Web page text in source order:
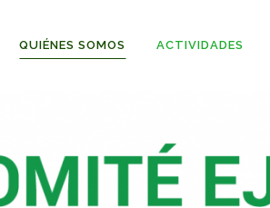
QUIÉNES SOMOS ACTIVIDADES